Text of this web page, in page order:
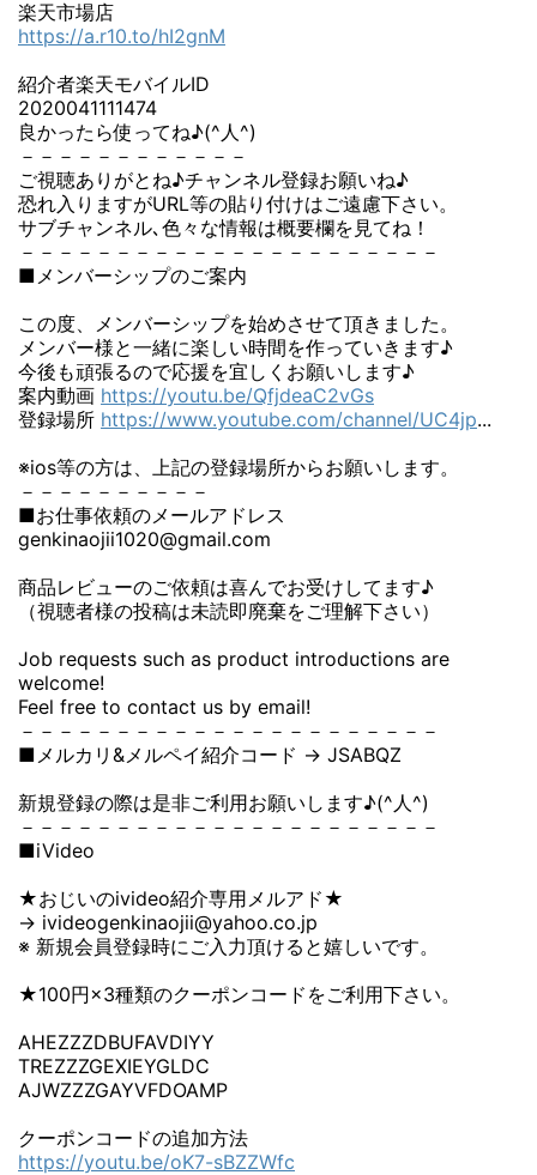
楽天市場店
https://a.r10.to/hI2gnM
紹介者楽天モバイルID
2020041111474
良かったら使ってね♪(^人^)
－－－－－－－－－－－－
ご視聴ありがとね♪チャンネル登録お願いね♪
恐れ入りますがURL等の貼り付けはご遠慮下さい。
サブチャンネル､色々な情報は概要欄を見てね！
－－－－－－－－－－－－－－－－－－－－－－
■メンバーシップのご案内
この度、メンバーシップを始めさせて頂きました。
メンバー様と一緒に楽しい時間を作っていきます♪
今後も頑張るので応援を宜しくお願いします♪
案内動画 https://youtu.be/QfjdeaC2vGs
登録場所 https://www.youtube.com/channel/UC4jp...
※ios等の方は、上記の登録場所からお願いします。
－－－－－－－－－－
■お仕事依頼のメールアドレス
genkinaojii1020@gmail.com
商品レビューのご依頼は喜んでお受けしてます♪
（視聴者様の投稿は未読即廃棄をご理解下さい）
Job requests such as product introductions are
welcome!
Feel free to contact us by email!
－－－－－－－－－－－－－－－－－－－－－－
■メルカリ&メルペイ紹介コード → JSABQZ
新規登録の際は是非ご利用お願いします♪(^人^)
－－－－－－－－－－－－－－－－－－－－－－
■iVideo
★おじいのivideo紹介専用メルアド★
→ ivideogenkinaojii@yahoo.co.jp
※ 新規会員登録時にご入力頂けると嬉しいです。
★100円×3種類のクーポンコードをご利用下さい。
AHEZZZDBUFAVDIYY
TREZZZGEXIEYGLDC
AJWZZZGAYVFDOAMP
クーポンコードの追加方法
https://youtu.be/oK7-sBZZWfc